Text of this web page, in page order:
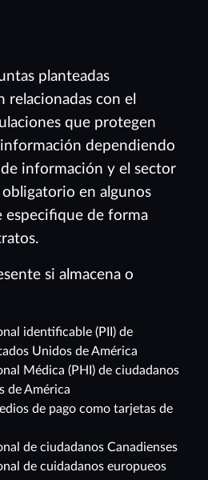
planteadas
con el
que protegen
dependiendo
información y el sector
en algunos
especifique de forma
si almacena o
identificable (PII) de
Unidos de América
Médica (PHI) de ciudadanos
de América
de pago como tarjetas de
de ciudadanos Canadienses
de cuidadanos europueos